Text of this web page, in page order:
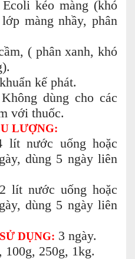
kéo màng (khó
màng nhầy, phân
( phân xanh, khó
kế phát.
Không dùng cho các
với thuốc.
LƯỢNG:
lít nước uống hoặc
dùng 5 ngày liên
lít nước uống hoặc
dùng 5 ngày liên
DỤNG: 3 ngày.
100g, 250g, 1kg.